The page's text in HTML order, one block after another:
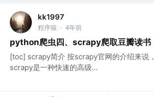
kk1997
程序猿 · 4年前
python爬虫四、scrapy爬取豆瓣读书
[toc] scrapy简介 按scrapy官网的介绍来说，
scrapy是一种快速的高级...